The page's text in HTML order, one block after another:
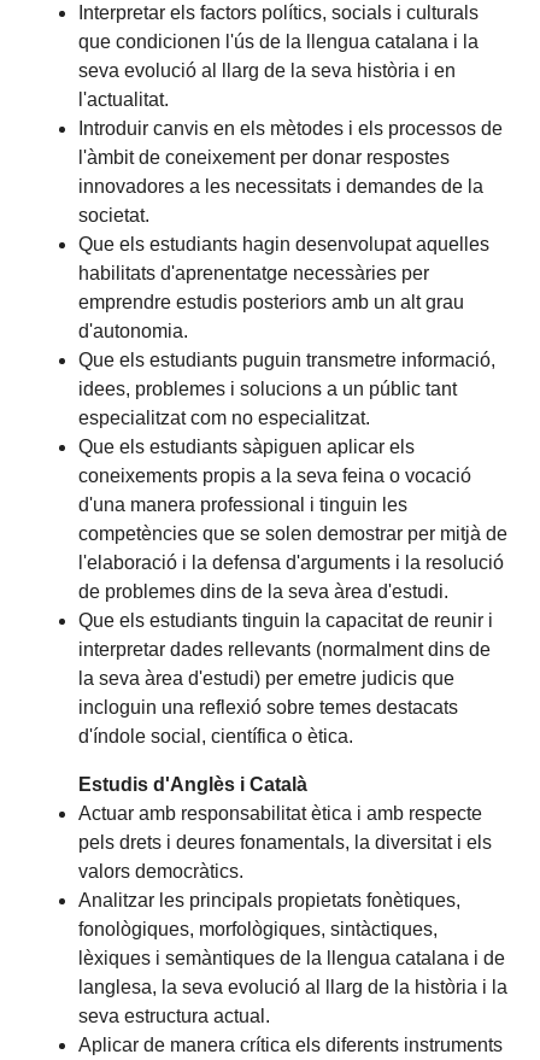
Interpretar els factors polítics, socials i culturals
que condicionen l'ús de la llengua catalana i la
seva evolució al llarg de la seva història i en
l'actualitat.
Introduir canvis en els mètodes i els processos de
l'àmbit de coneixement per donar respostes
innovadores a les necessitats i demandes de la
societat.
Que els estudiants hagin desenvolupat aquelles
habilitats d'aprenentatge necessàries per
emprendre estudis posteriors amb un alt grau
d'autonomia.
Que els estudiants puguin transmetre informació,
idees, problemes i solucions a un públic tant
especialitzat com no especialitzat.
Que els estudiants sàpiguen aplicar els
coneixements propis a la seva feina o vocació
d'una manera professional i tinguin les
competències que se solen demostrar per mitjà de
l'elaboració i la defensa d'arguments i la resolució
de problemes dins de la seva àrea d'estudi.
Que els estudiants tinguin la capacitat de reunir i
interpretar dades rellevants (normalment dins de
la seva àrea d'estudi) per emetre judicis que
incloguin una reflexió sobre temes destacats
d'índole social, científica o ètica.
Estudis d'Anglès i Català
Actuar amb responsabilitat ètica i amb respecte
pels drets i deures fonamentals, la diversitat i els
valors democràtics.
Analitzar les principals propietats fonètiques,
fonològiques, morfològiques, sintàctiques,
lèxiques i semàntiques de la llengua catalana i de
langlesa, la seva evolució al llarg de la història i la
seva estructura actual.
Aplicar de manera crítica els diferents instruments